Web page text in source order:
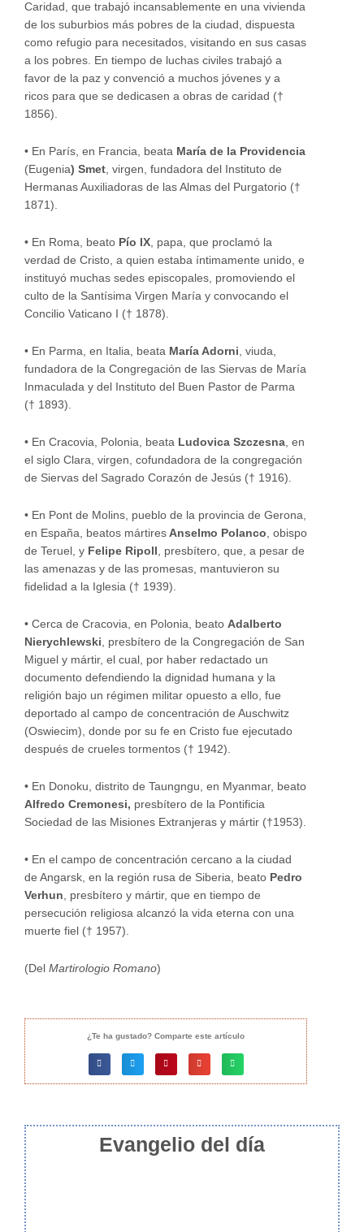
Caridad, que trabajó incansablemente en una vivienda
de los suburbios más pobres de la ciudad, dispuesta
como refugio para necesitados, visitando en sus casas
a los pobres. En tiempo de luchas civiles trabajó a
favor de la paz y convenció a muchos jóvenes y a
ricos para que se dedicasen a obras de caridad (†
1856).
• En París, en Francia, beata María de la Providencia
(Eugenia) Smet, virgen, fundadora del Instituto de
Hermanas Auxiliadoras de las Almas del Purgatorio (†
1871).
• En Roma, beato Pío IX, papa, que proclamó la
verdad de Cristo, a quien estaba íntimamente unido, e
instituyó muchas sedes episcopales, promoviendo el
culto de la Santísima Virgen María y convocando el
Concilio Vaticano I († 1878).
• En Parma, en Italia, beata María Adorni, viuda,
fundadora de la Congregación de las Siervas de María
Inmaculada y del Instituto del Buen Pastor de Parma
(† 1893).
• En Cracovia, Polonia, beata Ludovica Szczesna, en
el siglo Clara, virgen, cofundadora de la congregación
de Siervas del Sagrado Corazón de Jesús († 1916).
• En Pont de Molins, pueblo de la provincia de Gerona,
en España, beatos mártires Anselmo Polanco , obispo
de Teruel, y Felipe Ripoll
, presbítero, que, a pesar de
las amenazas y de las promesas, mantuvieron su
fidelidad a la Iglesia († 1939).
• Cerca de Cracovia, en Polonia, beato Adalberto
Nierychlewski , presbítero de la Congregación de San
Miguel y mártir, el cual, por haber redactado un
documento defendiendo la dignidad humana y la
religión bajo un régimen militar opuesto a ello, fue
deportado al campo de concentración de Auschwitz
(Oswiecim), donde por su fe en Cristo fue ejecutado
después de crueles tormentos († 1942).
• En Donoku, distrito de Taungngu, en Myanmar, beato
Alfredo Cremonesi, presbítero de la Pontificia
Sociedad de las Misiones Extranjeras y mártir (†1953).
• En el campo de concentración cercano a la ciudad
de Angarsk, en la región rusa de Siberia, beato Pedro
Verhun , presbítero y mártir, que en tiempo de
persecución religiosa alcanzó la vida eterna con una
muerte fiel († 1957).
(Del Martirologio Romano)
¿Te ha gustado? Comparte este artículo
Evangelio del día